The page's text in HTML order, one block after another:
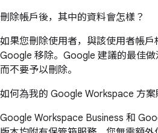
刪除帳戶後，其中的資料會怎樣？
如果您刪除使用者，與該使用者帳
Google 移除。Google 建議的最佳做
而不要予以刪除。
如何為我的 Google Workspace 方案
Google Workspace Business 和